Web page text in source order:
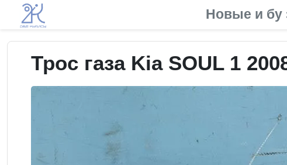
Новые и бу
Трос газа Kia SOUL 1